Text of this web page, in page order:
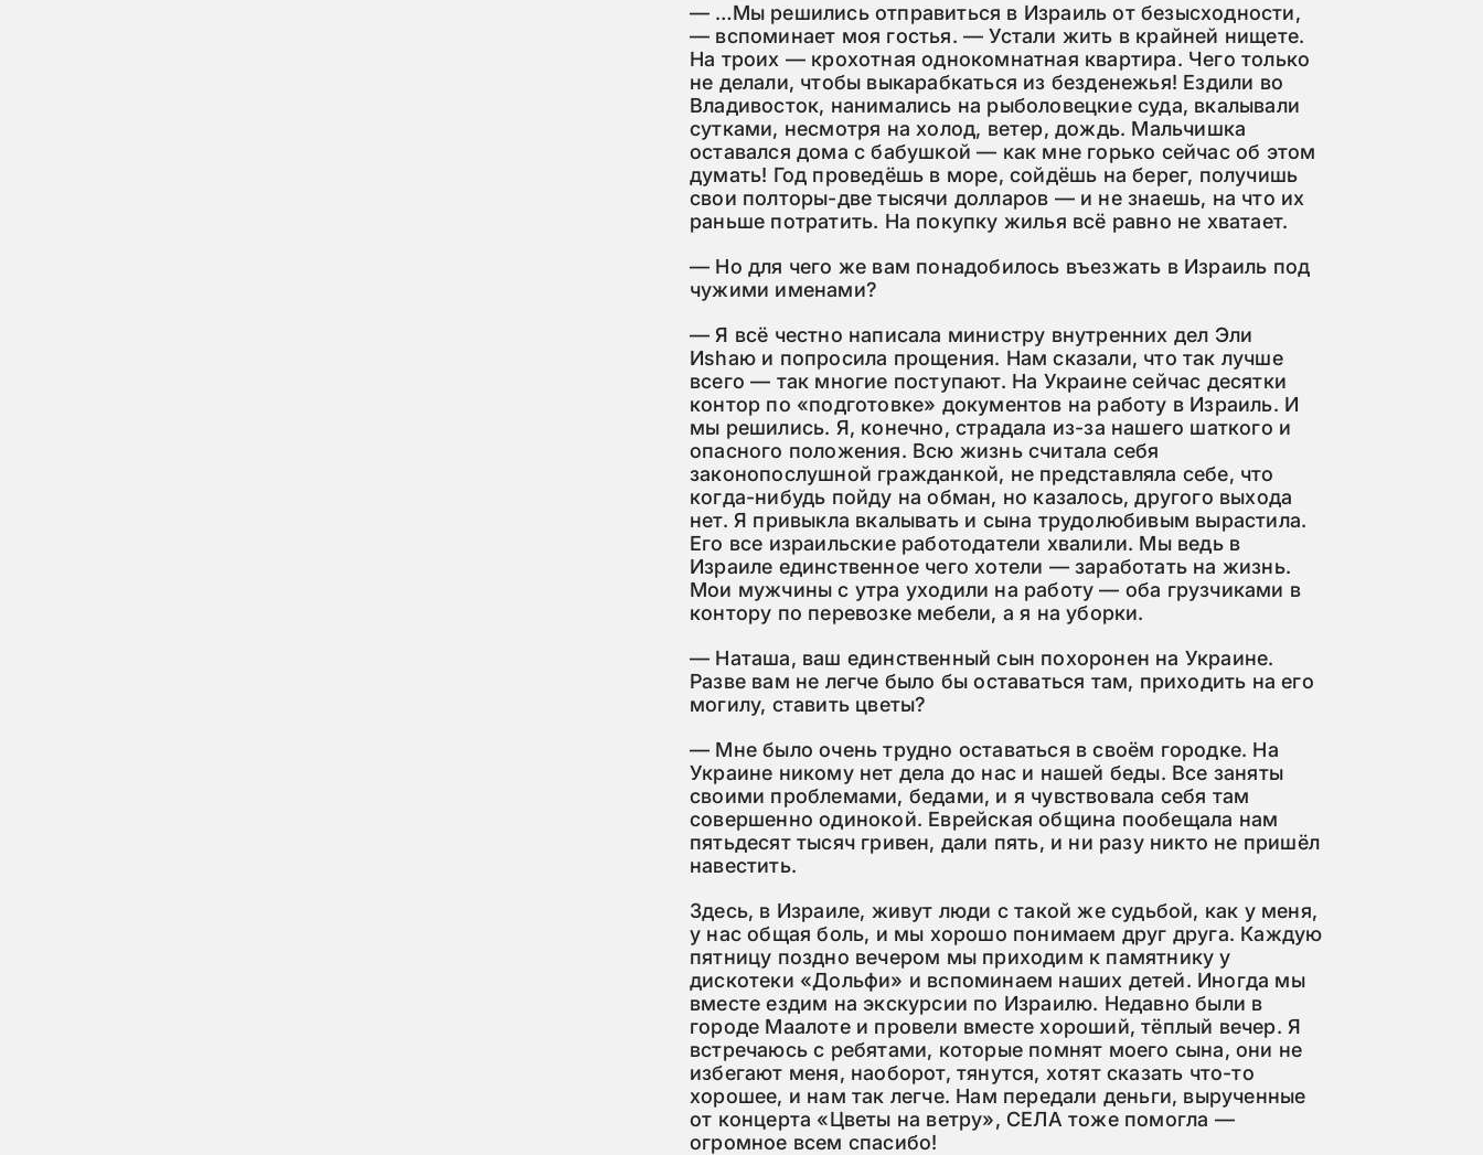
— …Мы решились отправиться в Израиль от безысходности,
— вспоминает моя гостья. — Устали жить в крайней нищете.
На троих — крохотная однокомнатная квартира. Чего только
не делали, чтобы выкарабкаться из безденежья! Ездили во
Владивосток, нанимались на рыболовецкие суда, вкалывали
сутками, несмотря на холод, ветер, дождь. Мальчишка
оставался дома с бабушкой — как мне горько сейчас об этом
думать! Год проведёшь в море, сойдёшь на берег, получишь
свои полторы-две тысячи долларов — и не знаешь, на что их
раньше потратить. На покупку жилья всё равно не хватает.
— Но для чего же вам понадобилось въезжать в Израиль под
чужими именами?
— Я всё честно написала министру внутренних дел Эли
Иshaю и попросила прощения. Нам сказали, что так лучше
всего — так многие поступают. На Украине сейчас десятки
контор по «подготовке» документов на работу в Израиль. И
мы решились. Я, конечно, страдала из-за нашего шаткого и
опасного положения. Всю жизнь считала себя
законопослушной гражданкой, не представляла себе, что
когда-нибудь пойду на обман, но казалось, другого выхода
нет. Я привыкла вкалывать и сына трудолюбивым вырастила.
Его все израильские работодатели хвалили. Мы ведь в
Израиле единственное чего хотели — заработать на жизнь.
Мои мужчины с утра уходили на работу — оба грузчиками в
контору по перевозке мебели, а я на уборки.
— Наташа, ваш единственный сын похоронен на Украине.
Разве вам не легче было бы оставаться там, приходить на его
могилу, ставить цветы?
— Мне было очень трудно оставаться в своём городке. На
Украине никому нет дела до нас и нашей беды. Все заняты
своими проблемами, бедами, и я чувствовала себя там
совершенно одинокой. Еврейская община пообещала нам
пятьдесят тысяч гривен, дали пять, и ни разу никто не пришёл
навестить.
Здесь, в Израиле, живут люди с такой же судьбой, как у меня,
у нас общая боль, и мы хорошо понимаем друг друга. Каждую
пятницу поздно вечером мы приходим к памятнику у
дискотеки «Дольфи» и вспоминаем наших детей. Иногда мы
вместе ездим на экскурсии по Израилю. Недавно были в
городе Маалоте и провели вместе хороший, тёплый вечер. Я
встречаюсь с ребятами, которые помнят моего сына, они не
избегают меня, наоборот, тянутся, хотят сказать что-то
хорошее, и нам так легче. Нам передали деньги, вырученные
от концерта «Цветы на ветру», СЕЛА тоже помогла —
огромное всем спасибо!